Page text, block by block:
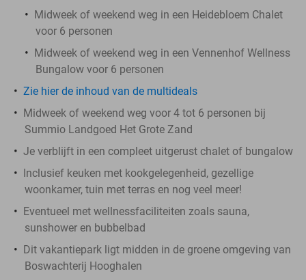
Midweek of weekend weg in een Heidebloem Chalet
voor 6 personen
Midweek of weekend weg in een Vennenhof Wellness
Bungalow voor 6 personen
Zie hier de inhoud van de multideals
Midweek of weekend weg voor 4 tot 6 personen bij
Summio Landgoed Het Grote Zand
Je verblijft in een compleet uitgerust chalet of bungalow
Inclusief keuken met kookgelegenheid, gezellige
woonkamer, tuin met terras en nog veel meer!
Eventueel met wellnessfaciliteiten zoals sauna,
sunshower en bubbelbad
Dit vakantiepark ligt midden in de groene omgeving van
Boswachterij Hooghalen